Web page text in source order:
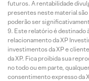
futuros. A rentabilidade
presentes neste material
poderão ser
Este relatório é destinado
relacionamento da XP
investimentos da XP e
da XP. Fica proibida sua
no todo ou em parte,
consentimento expresso da